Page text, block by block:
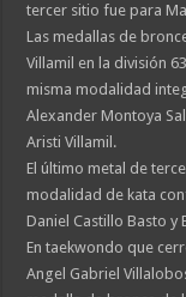
tercer sitio fue para
Las medallas de
Villamil en la división
misma modalidad
Alexander Montoya
Aristi Villamil.
El último metal de
modalidad de kata
Daniel Castillo Basto y
En taekwondo que
Angel Gabriel